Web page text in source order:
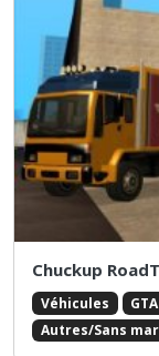
Chuckup
Véhicules
Autres/Sans